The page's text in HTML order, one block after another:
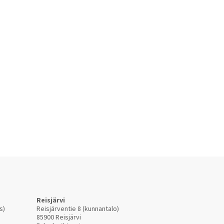
Reisjärvi
Reisjärventie 8 (kunnantalo)
85900 Reisjärvi